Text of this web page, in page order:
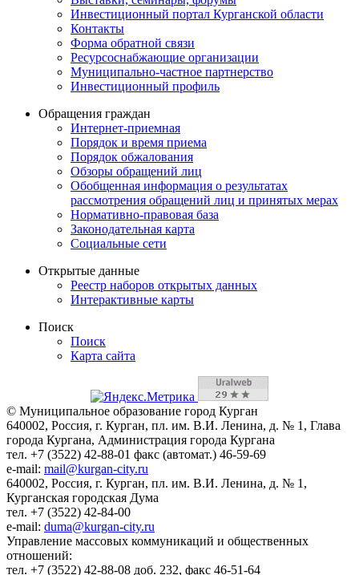
Инвестиционный портал Курганской области
Контакты
Форма обратной связи
Ресурсоснабжающие организации
Муниципально-частное партнерство
Инвестиционный профиль
Обращения граждан
Интернет-приемная
Порядок и время приема
Порядок обжалования
Обзоры обращений лиц
Обобщенная информация о результатах
рассмотрения обращений лиц и принятых мерах
Нормативно-правовая база
Законодательная карта
Социальные сети
Открытые данные
Реестр наборов открытых данных
Интерактивные карты
Поиск
Поиск
Карта сайта
© Муниципальное образование город Курган
640002, Россия, г. Курган, пл. им. В.И. Ленина, д. № 1, Глава
города Кургана, Администрация города Кургана
тел. +7 (3522) 42-88-01 факс (автомат.) 46-59-69
e-mail: mail@kurgan-city.ru
640002, Россия, г. Курган, пл. им. В.И. Ленина, д. № 1,
Курганская городская Дума
тел. +7 (3522) 42-84-00
e-mail: duma@kurgan-city.ru
Управление массовых коммуникаций и общественных
отношений:
тел. +7 (3522) 42-88-08 доб. 232, факс 46-51-64